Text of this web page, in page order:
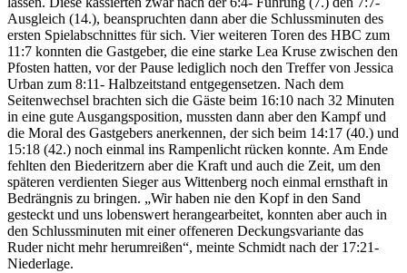
Ausgleich (14.), beanspruchten dann aber die Schlussminuten des
ersten Spielabschnittes für sich. Vier weiteren Toren des HBC zum
11:7 konnten die Gastgeber, die eine starke Lea Kruse zwischen den
Pfosten hatten, vor der Pause lediglich noch den Treffer von Jessica
Urban zum 8:11- Halbzeitstand entgegensetzen. Nach dem
Seitenwechsel brachten sich die Gäste beim 16:10 nach 32 Minuten
in eine gute Ausgangsposition, mussten dann aber den Kampf und
die Moral des Gastgebers anerkennen, der sich beim 14:17 (40.) und
15:18 (42.) noch einmal ins Rampenlicht rücken konnte. Am Ende
fehlten den Biederitzern aber die Kraft und auch die Zeit, um den
späteren verdienten Sieger aus Wittenberg noch einmal ernsthaft in
Bedrängnis zu bringen. „Wir haben nie den Kopf in den Sand
gesteckt und uns lobenswert herangearbeitet, konnten aber auch in
den Schlussminuten mit einer offeneren Deckungsvariante das
Ruder nicht mehr herumreißen“, meinte Schmidt nach der 17:21-
Niederlage.